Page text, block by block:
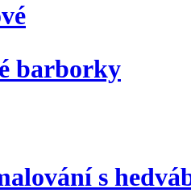
barborky
s